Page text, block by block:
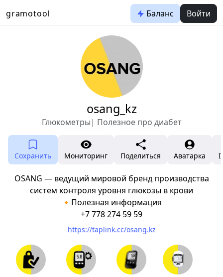
gramotool Баланс Войти
osang_kz
Глюкометры| Полезное про диабет
Сохранить Мониторинг Поделиться Аватарка
OSANG — ведущий мировой бренд производства
систем контроля уровня глюкозы в крови
🔸Полезная информация
+7 778 274 59 59
https://taplink.cc/osang.kz